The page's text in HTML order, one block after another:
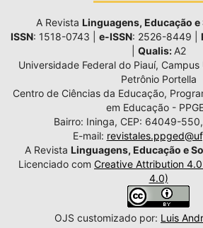
A Revista Linguagens, Educação e
ISSN: 1518-0743 | e-ISSN: 2526-8449 |
Qualis: A2
Universidade Federal do Piauí,
Petrônio Portella
Centro de Ciências da Educação,
em Educação -
Bairro: Ininga, CEP: 64049-
E-mail:
A Revista Linguagens, Educação e
Licenciado com Creative Attribution
4.0)
OJS customizado por: Luis